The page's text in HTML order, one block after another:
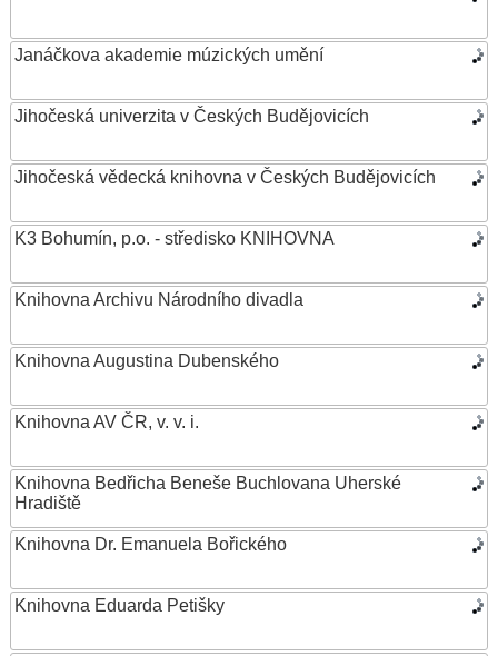
Janáčkova akademie múzických umění
Jihočeská univerzita v Českých Budějovicích
Jihočeská vědecká knihovna v Českých Budějovicích
K3 Bohumín, p.o. - středisko KNIHOVNA
Knihovna Archivu Národního divadla
Knihovna Augustina Dubenského
Knihovna AV ČR, v. v. i.
Knihovna Bedřicha Beneše Buchlovana Uherské
Hradiště
Knihovna Dr. Emanuela Bořického
Knihovna Eduarda Petišky